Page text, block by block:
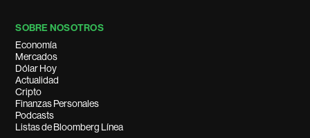
SOBRE NOSOTROS
Economía
Mercados
Dólar Hoy
Actualidad
Cripto
Finanzas Personales
Podcasts
Listas de Bloomberg Línea